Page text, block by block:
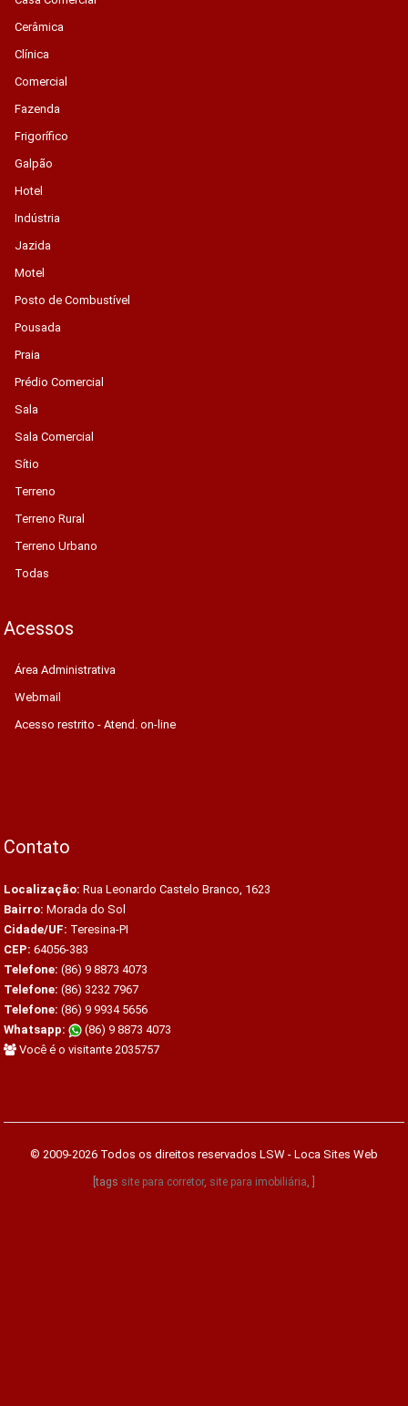
Cerâmica
Clínica
Comercial
Fazenda
Frigorífico
Galpão
Hotel
Indústria
Jazida
Motel
Posto de Combustível
Pousada
Praia
Prédio Comercial
Sala
Sala Comercial
Sítio
Terreno
Terreno Rural
Terreno Urbano
Todas
Acessos
Área Administrativa
Webmail
Acesso restrito - Atend. on-line
Contato
Localização: Rua Leonardo Castelo Branco, 1623
Bairro: Morada do Sol
Cidade/UF: Teresina-PI
CEP: 64056-383
Telefone: (86) 9 8873 4073
Telefone: (86) 3232 7967
Telefone: (86) 9 9934 5656
Whatsapp:
(86) 9 8873 4073
Você é o visitante 2035757
© 2009-2026 Todos os direitos reservados LSW - Loca Sites Web
[tags site para corretor, site para imobiliária, ]